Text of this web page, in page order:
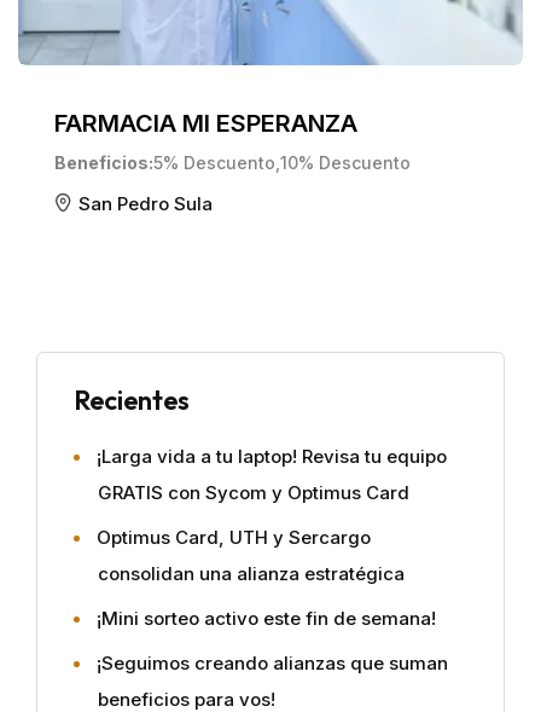
FARMACIA MI ESPERANZA
Beneficios 5% Descuento 10% Descuento
San Pedro Sula
Recientes
¡Larga vida a tu laptop! Revisa tu equipo
GRATIS con Sycom y Optimus Card
Optimus Card, UTH y Sercargo
consolidan una alianza estratégica
¡Mini sorteo activo este fin de semana!
¡Seguimos creando alianzas que suman
beneficios para vos!